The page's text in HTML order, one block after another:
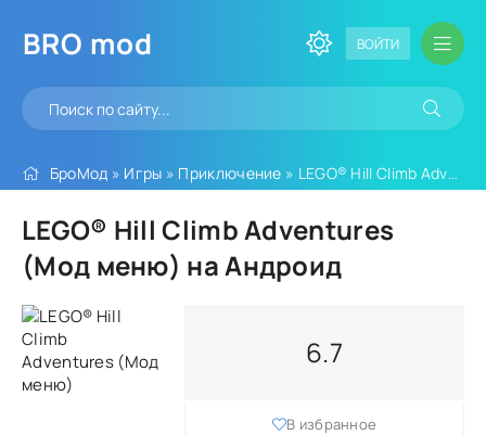
BRO mod ВОЙТИ
БроМод » Игры » Приключение » LEGO® Hill Climb Adventures (Мод меню)
LEGO® Hill Climb Adventures
(Мод меню) на Андроид
6.7
В избранное